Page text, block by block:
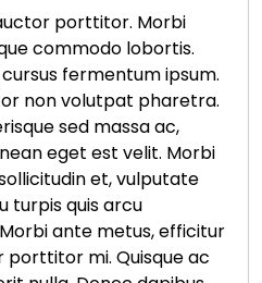
porttitor. Morbi
commodo lobortis.
cursus fermentum ipsum.
non volutpat pharetra.
sed massa ac,
eget est velit. Morbi
et, vulputate
turpis quis arcu
ante metus, efficitur
mi. Quisque ac